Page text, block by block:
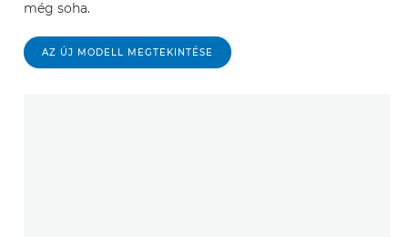
még soha.
AZ ÚJ MODELL MEGTEKINTÉSE